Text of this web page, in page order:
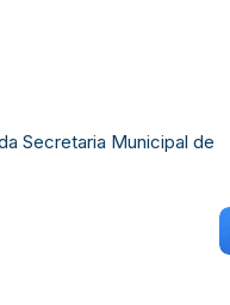
Secretaria Municipal de